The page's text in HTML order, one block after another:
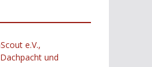
e.V.,
und